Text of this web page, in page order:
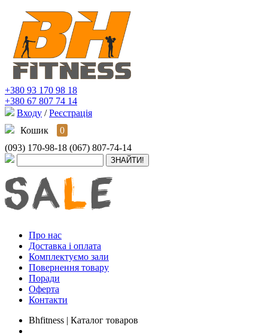
+380 93 170 98 18
+380 67 807 74 14
Входу / Реєстрація
Кошик
0
(093) 170-98-18 (067) 807-74-14
Про нас
Доставка і оплата
Комплектуємо зали
Повернення товару
Поради
Оферта
Контакти
Bhfitness | Каталог товаров